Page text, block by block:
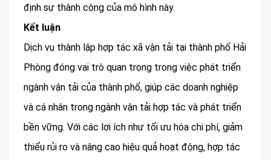
định sự thành công của mô hình này.
Kết luận
Dịch vụ thành lập hợp tác xã vận tải tại thành phố Hải
Phòng đóng vai trò quan trọng trong việc phát triển
ngành vận tải của thành phố, giúp các doanh nghiệp
và cá nhân trong ngành vận tải hợp tác và phát triển
bền vững. Với các lợi ích như tối ưu hóa chi phí, giảm
thiểu rủi ro và nâng cao hiệu quả hoạt động, hợp tác